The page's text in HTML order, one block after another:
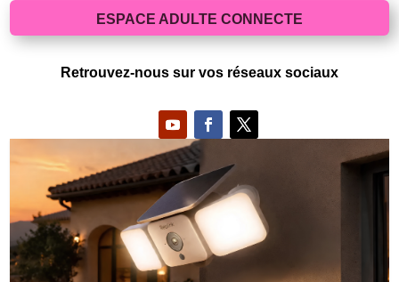
ESPACE ADULTE CONNECTE
Retrouvez-nous sur vos réseaux sociaux